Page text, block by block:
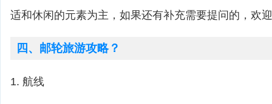
适和休闲的元素为主，如果还有补充需要提问的，欢
四、邮轮旅游攻略？
1. 航线